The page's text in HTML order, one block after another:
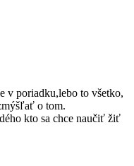
v poriadku,lebo to všetko,
o tom.
kto sa chce naučiť žiť